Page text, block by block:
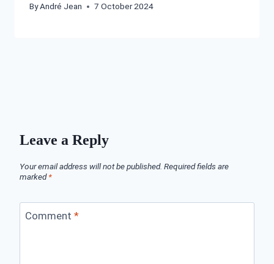
ByAndré Jean 7 October 2024
Leave a Reply
Your email address will not be published. Required fields are
marked*
Comment *